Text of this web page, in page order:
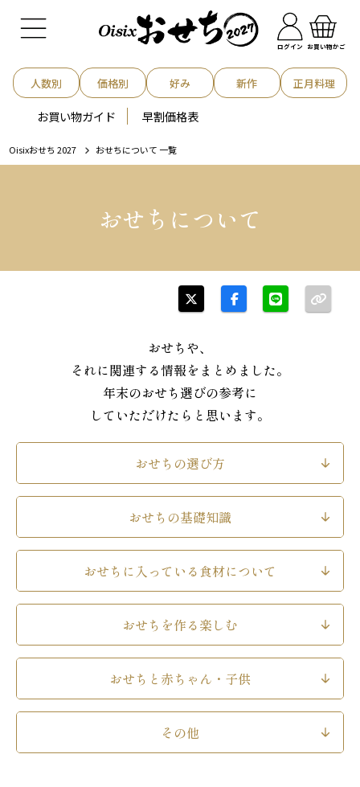
ログイン お買い物かご
人数別 価格別 好み 新作 正月料理
お買い物ガイド 早割価格表
Oisixおせち 2027 おせちについて 一覧
おせちについて
おせちや、
それに関連する情報をまとめました。
年末のおせち選びの参考に
していただけたらと思います。
おせちの選び方
おせちの基礎知識
おせちに入っている食材について
おせちを作る楽しむ
おせちと赤ちゃん・子供
その他